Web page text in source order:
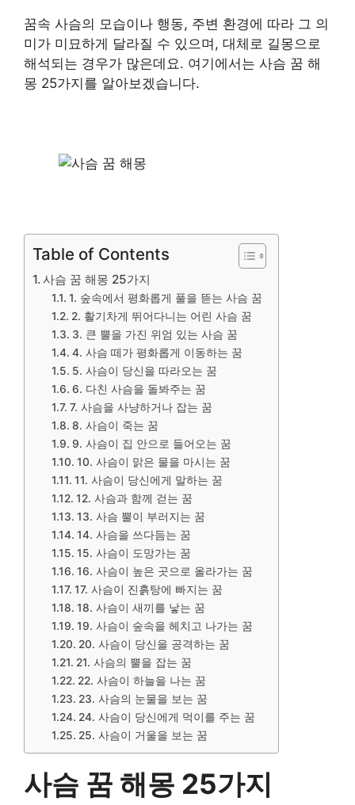
​꿈속 사슴의 모습이나 행동, 주변 환경에 따라 그 의
미가 미묘하게 달라질 수 있으며, 대체로 길몽으로
해석되는 경우가 많은데요. 여기에서는 사슴 꿈 해
몽 25가지를 알아보겠습니다.
Table of Contents
사슴 꿈 해몽 25가지
1. 숲속에서 평화롭게 풀을 뜯는 사슴 꿈
2. 활기차게 뛰어다니는 어린 사슴 꿈
3. 큰 뿔을 가진 위엄 있는 사슴 꿈
4. 사슴 떼가 평화롭게 이동하는 꿈
5. 사슴이 당신을 따라오는 꿈
​6. 다친 사슴을 돌봐주는 꿈
7. 사슴을 사냥하거나 잡는 꿈
8. 사슴이 죽는 꿈
9. 사슴이 집 안으로 들어오는 꿈
10. 사슴이 맑은 물을 마시는 꿈
​11. 사슴이 당신에게 말하는 꿈
12. 사슴과 함께 걷는 꿈
13. 사슴 뿔이 부러지는 꿈
14. 사슴을 쓰다듬는 꿈
15. 사슴이 도망가는 꿈
​16. 사슴이 높은 곳으로 올라가는 꿈
17. 사슴이 진흙탕에 빠지는 꿈
18. 사슴이 새끼를 낳는 꿈
19. 사슴이 숲속을 헤치고 나가는 꿈
20. 사슴이 당신을 공격하는 꿈
​21. 사슴의 뿔을 잡는 꿈
22. 사슴이 하늘을 나는 꿈
23. 사슴의 눈물을 보는 꿈
24. 사슴이 당신에게 먹이를 주는 꿈
25. 사슴이 거울을 보는 꿈
사슴 꿈 해몽 25가지